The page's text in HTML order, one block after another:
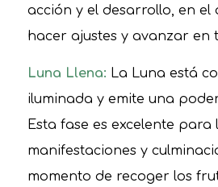
acción y el desarrollo, en el
hacer ajustes y avanzar en
Luna Llena: La Luna está
iluminada y emite una
Esta fase es excelente para
manifestaciones y
momento de recoger los